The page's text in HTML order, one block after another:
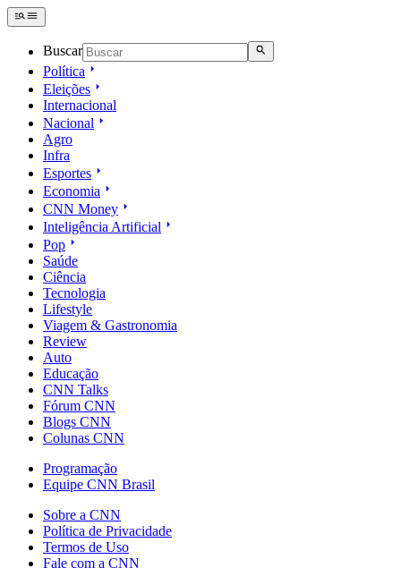
Buscar
Política
Eleições
Internacional
Nacional
Agro
Infra
Esportes
Economia
CNN Money
Inteligência Artificial
Pop
Saúde
Ciência
Tecnologia
Lifestyle
Viagem & Gastronomia
Review
Auto
Educação
CNN Talks
Fórum CNN
Blogs CNN
Colunas CNN
Programação
Equipe CNN Brasil
Sobre a CNN
Política de Privacidade
Termos de Uso
Fale com a CNN